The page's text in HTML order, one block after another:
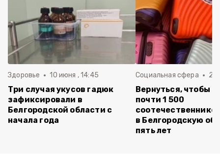
Здоровье 10 июня , 14:45
Три случая укусов гадюк
зафиксировали в
Белгородской области с
начала года
Социальная сфера 20
Вернуться, чтобы
почти 1 500
в Белгородскую
пять лет